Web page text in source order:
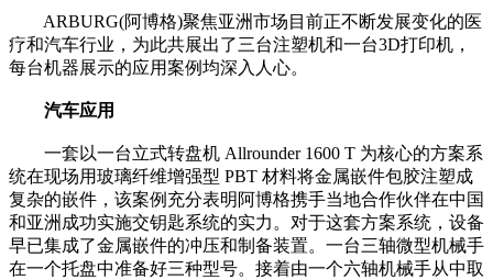
ARBURG(阿博格)聚焦亚洲市场目前正不断发展变化的医
疗和汽车行业，为此共展出了三台注塑机和一台3D打印机，
每台机器展示的应用案例均深入人心。
汽车应用
一套以一台立式转盘机 Allrounder 1600 T 为核心的方案系
统在现场用玻璃纤维增强型 PBT 材料将金属嵌件包胶注塑成
复杂的嵌件，该案例充分表明阿博格携手当地合作伙伴在中国
和亚洲成功实施交钥匙系统的实力。对于这套方案系统，设备
早已集成了金属嵌件的冲压和制备装置。一台三轴微型机械手
在一个托盘中准备好三种型号。接着由一个六轴机械手从中取